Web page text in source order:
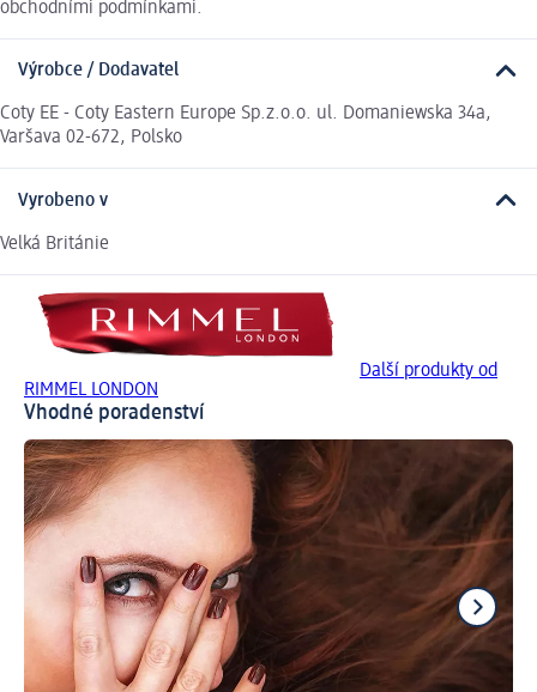
obchodními podmínkami.
Výrobce / Dodavatel
Coty EE - Coty Eastern Europe Sp.z.o.o. ul. Domaniewska 34a,
Varšava 02-672, Polsko
Vyrobeno v
Velká Británie
Další produkty od
RIMMEL LONDON
Vhodné poradenství